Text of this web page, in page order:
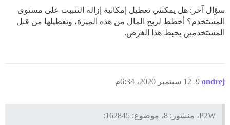
سؤال آخر: هل يمكنني تعطيل إمكانية إزالة التثبيت على مستوى
المستخدم؟ أخطط لربح المال من هذه الميزة، وتعطيلها من قبل
المستخدمين يحبط هذا الغرض.
ondrej 12 سبتمبر 2020، 6:34م 9
P2W، منشور: 8، موضوع: 162845: